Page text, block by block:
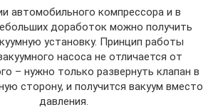
автомобильного компрессора и в
доработок можно получить
установку. Принцип работы
насоса не отличается от
– нужно только развернуть клапан в
сторону, и получится вакуум вместо
давления.